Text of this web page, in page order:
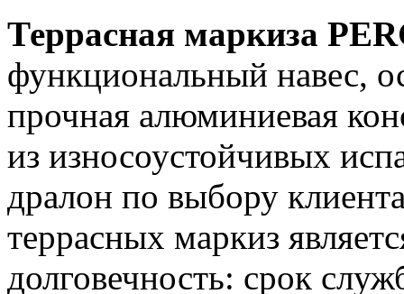
Террасная маркиза
функциональный навес,
прочная алюминиевая
из износоустойчивых
дралон по выбору
террасных маркиз
долговечность: срок